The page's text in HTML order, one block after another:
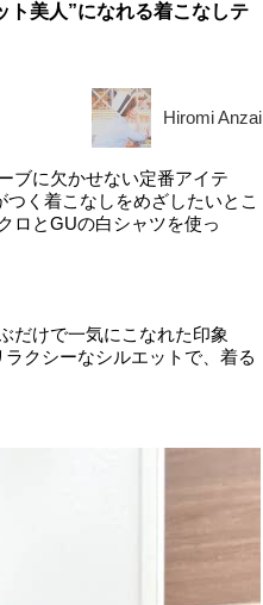
ト美人”になれる着こなしテ
Hiromi Anzai
ブに欠かせない定番アイテ
く着こなしをめざしたいとこ
ロとGUの白シャツを使っ
だけで一気にこなれた印象
クシーなシルエットで、着る